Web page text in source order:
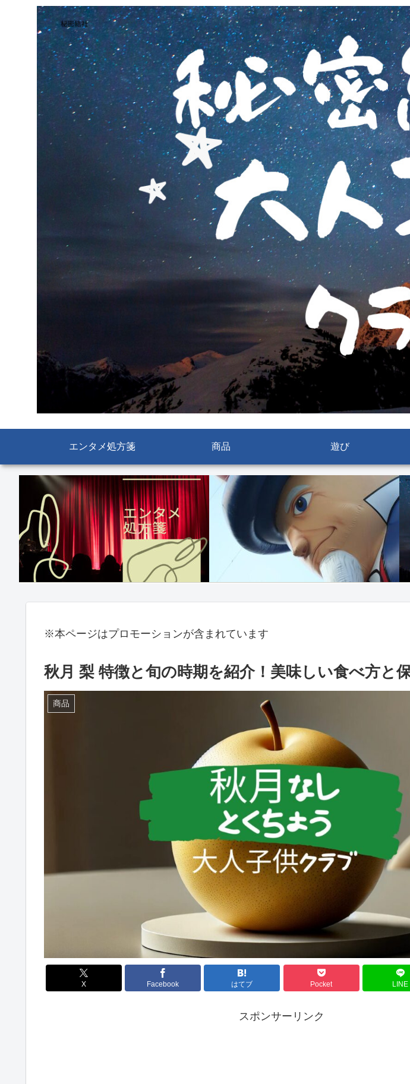
エンタメ処方箋 商品 遊び
※本ページはプロモーションが含まれています
秋月 梨 特徴と旬の時期を紹介！美味しい食べ方と
商品
X Facebook はてブ Pocket LINE
スポンサーリンク